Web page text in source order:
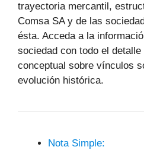
trayectoria mercantil,
Comsa SA y de las
ésta. Acceda a la
sociedad con todo el
conceptual sobre vínculos
evolución histórica.
Nota Simple: